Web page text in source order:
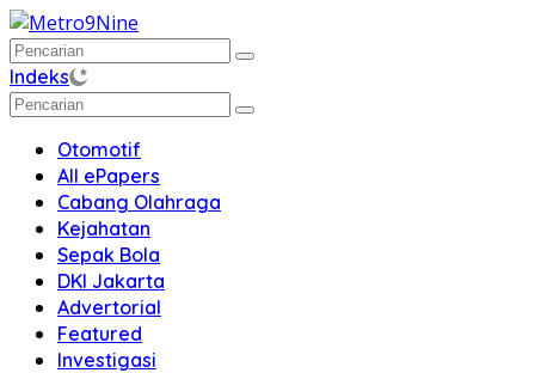
Langsung
ke
konten
Indeks
Otomotif
All ePapers
Cabang Olahraga
Kejahatan
Sepak Bola
DKI Jakarta
Advertorial
Featured
Investigasi